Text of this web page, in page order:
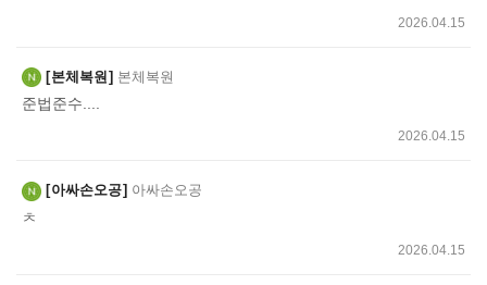
2026.04.15
본체복원 본체복원
준법준수....
2026.04.15
아싸손오공 아싸손오공
ㅊ
2026.04.15